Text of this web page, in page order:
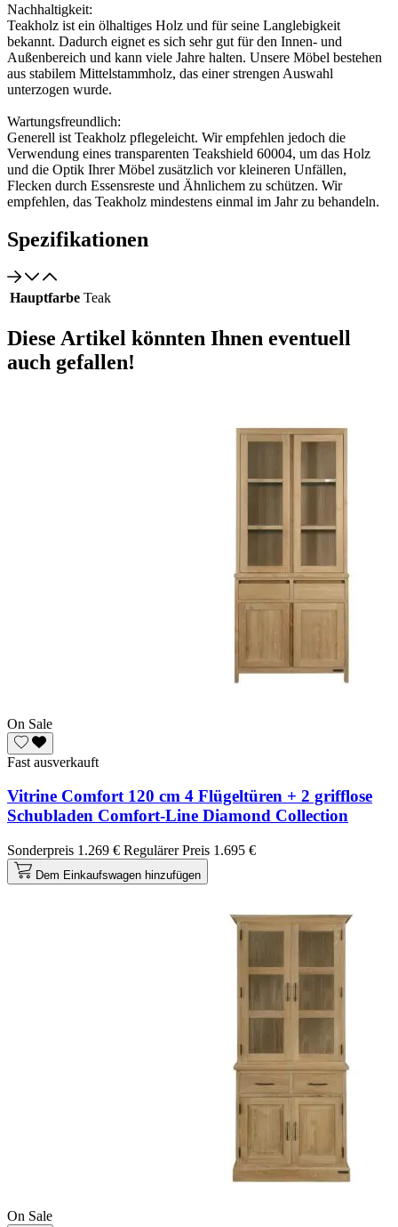
Nachhaltigkeit:
Teakholz ist ein ölhaltiges Holz und für seine Langlebigkeit
bekannt. Dadurch eignet es sich sehr gut für den Innen- und
Außenbereich und kann viele Jahre halten. Unsere Möbel bestehen
aus stabilem Mittelstammholz, das einer strengen Auswahl
unterzogen wurde.
Wartungsfreundlich:
Generell ist Teakholz pflegeleicht. Wir empfehlen jedoch die
Verwendung eines transparenten Teakshield 60004, um das Holz
und die Optik Ihrer Möbel zusätzlich vor kleineren Unfällen,
Flecken durch Essensreste und Ähnlichem zu schützen. Wir
empfehlen, das Teakholz mindestens einmal im Jahr zu behandeln.
Spezifikationen
Hauptfarbe Teak
Diese Artikel könnten Ihnen eventuell
auch gefallen!
On Sale
Fast ausverkauft
Vitrine Comfort 120 cm 4 Flügeltüren + 2 grifflose
Schubladen Comfort-Line Diamond Collection
Sonderpreis 1.269 € Regulärer Preis 1.695 €
Dem Einkaufswagen hinzufügen
On Sale